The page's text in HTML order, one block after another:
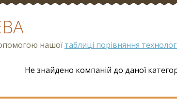
нашої таблиці порівняння
Не знайдено компаній до даної